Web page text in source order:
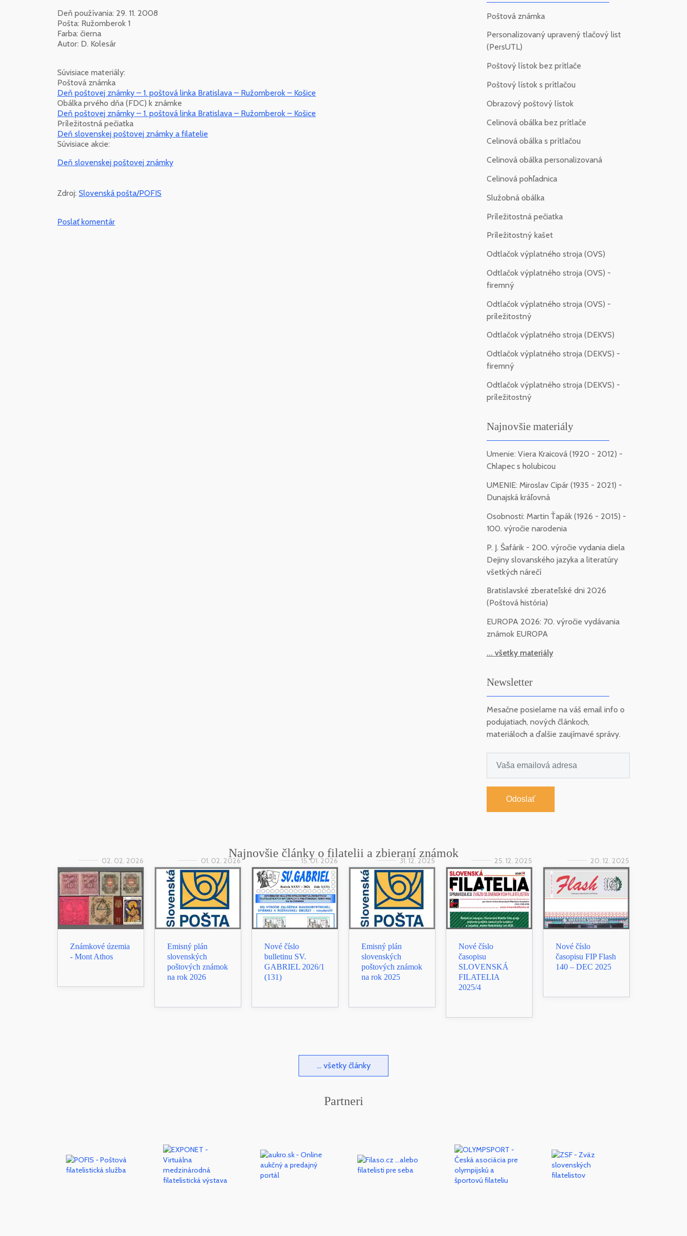
Deň používania: 29. 11. 2008
Pošta: Ružomberok 1
Farba: čierna
Autor: D. Kolesár
Súvisiace materiály:
Poštová známka
Deň poštovej známky – 1. poštová linka Bratislava – Ružomberok – Košice
Obálka prvého dňa (FDC) k známke
Deň poštovej známky – 1. poštová linka Bratislava – Ružomberok – Košice
Príležitostná pečiatka
Deň slovenskej poštovej známky a filatelie
Súvisiace akcie:
Deň slovenskej poštovej známky
Zdroj: Slovenská pošta/POFIS
Poslať komentár
Poštová známka
Personalizovaný upravený tlačový list
(PersUTL)
Poštový lístok bez prítlače
Poštový lístok s prítlačou
Obrazový poštový lístok
Celinová obálka bez prítlače
Celinová obálka s prítlačou
Celinová obálka personalizovaná
Celinová pohľadnica
Služobná obálka
Príležitostná pečiatka
Príležitostný kašet
Odtlačok výplatného stroja (OVS)
Odtlačok výplatného stroja (OVS) -
firemný
Odtlačok výplatného stroja (OVS) -
príležitostný
Odtlačok výplatného stroja (DEKVS)
Odtlačok výplatného stroja (DEKVS) -
firemný
Odtlačok výplatného stroja (DEKVS) -
príležitostný
Najnovšie materiály
Umenie: Viera Kraicová (1920 - 2012) -
Chlapec s holubicou
UMENIE: Miroslav Cipár (1935 - 2021) -
Dunajská kráľovná
Osobnosti: Martin Ťapák (1926 - 2015) -
100. výročie narodenia
P. J. Šafárik - 200. výročie vydania diela
Dejiny slovanského jazyka a literatúry
všetkých nárečí
Bratislavské zberateľské dni 2026
(Poštová história)
EUROPA 2026: 70. výročie vydávania
známok EUROPA
... všetky materiály
Newsletter
Mesačne posielame na váš email info o
podujatiach, nových článkoch,
materiáloch a ďalšie zaujímavé správy.
Odoslať
Najnovšie články o filatelii a zbieraní známok
02. 02. 2026
Známkové územia
- Mont Athos
01. 02. 2026
Emisný plán
slovenských
poštových známok
na rok 2026
15. 01. 2026
Nové číslo
bulletinu SV.
GABRIEL 2026/1
(131)
31. 12. 2025
Emisný plán
slovenských
poštových známok
na rok 2025
25. 12. 2025
Nové číslo
časopisu
SLOVENSKÁ
FILATELIA
2025/4
20. 12. 2025
Nové číslo
časopisu FIP Flash
140 – DEC 2025
... všetky články
Partneri